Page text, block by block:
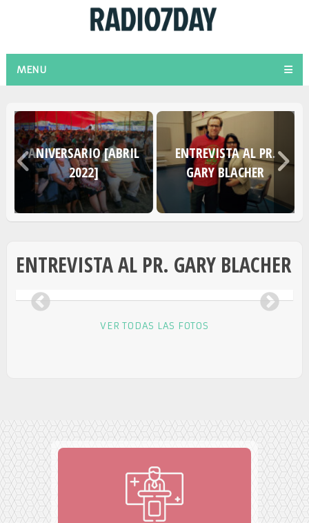
MENU
ANIVERSARIO [ABRIL
2022]
ENTREVISTA AL PR.
GARY BLACHER
ENTREVISTA AL PR. GARY BLACHER
VER TODAS LAS FOTOS